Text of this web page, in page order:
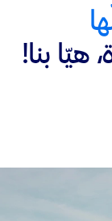
هيّا بنا!